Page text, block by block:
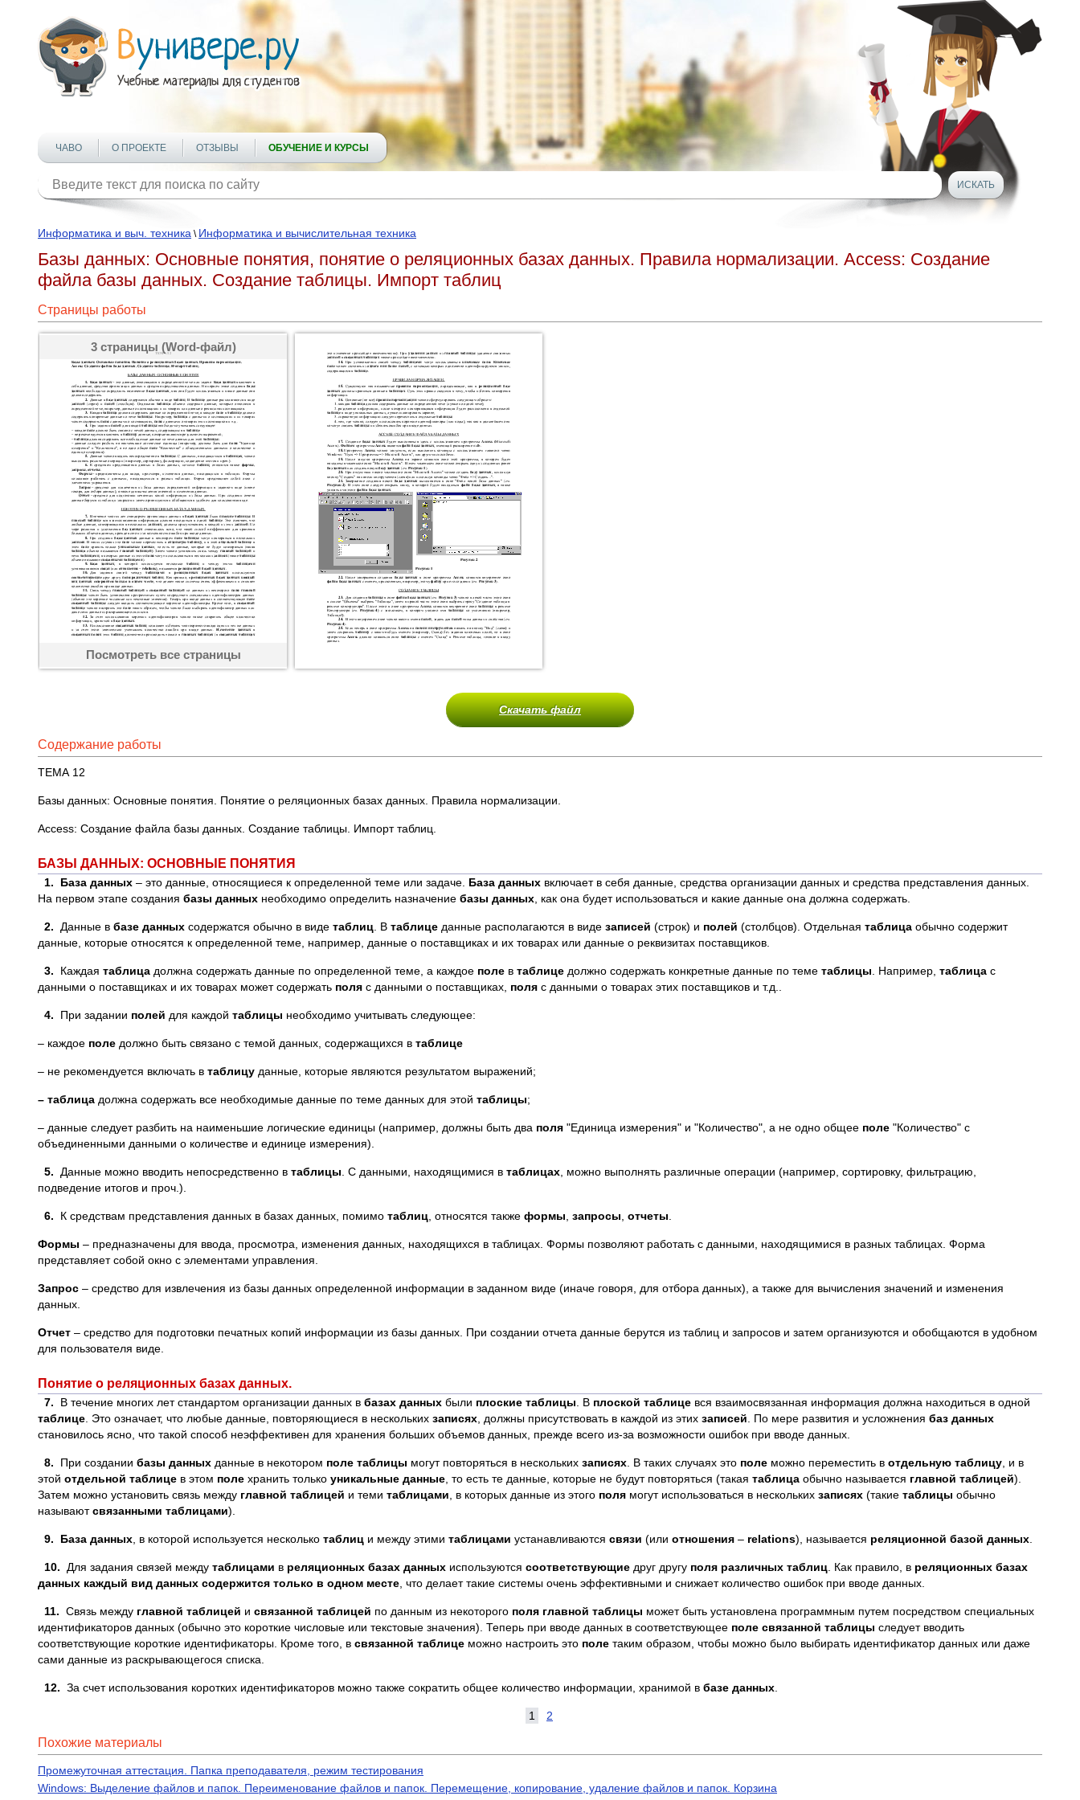
ЧАВО О ПРОЕКТЕ ОТЗЫВЫ ОБУЧЕНИЕ И КУРСЫ
Информатика и выч. техника \ Информатика и вычислительная техника
Базы данных: Основные понятия, понятие о реляционных базах данных. Правила нормализации. Access: Создание
файла базы данных. Создание таблицы. Импорт таблиц
Страницы работы
3 страницы (Word-файл)
Посмотреть все страницы
Скачать файл
Содержание работы
ТЕМА 12
Базы данных: Основные понятия. Понятие о реляционных базах данных. Правила нормализации.
Access: Создание файла базы данных. Создание таблицы. Импорт таблиц.
БАЗЫ ДАННЫХ: ОСНОВНЫЕ ПОНЯТИЯ
1. База данных – это данные, относящиеся к определенной теме или задаче. База данных включает в себя данные, средства организации данных и средства представления данных.
На первом этапе создания базы данных необходимо определить назначение базы данных , как она будет использоваться и какие данные она должна содержать.
2. Данные в базе данных содержатся обычно в виде таблиц . В таблице данные располагаются в виде записей (строк) и полей (столбцов). Отдельная таблица обычно содержит
данные, которые относятся к определенной теме, например, данные о поставщиках и их товарах или данные о реквизитах поставщиков.
3. Каждая таблица должна содержать данные по определенной теме, а каждое поле в таблице должно содержать конкретные данные по теме таблицы . Например, таблица с
данными о поставщиках и их товарах может содержать поля с данными о поставщиках, поля с данными о товарах этих поставщиков и т.д..
4. При задании полей для каждой таблицы необходимо учитывать следующее:
– каждое поле должно быть связано с темой данных, содержащихся в таблице
– не рекомендуется включать в таблицу данные, которые являются результатом выражений;
– таблица должна содержать все необходимые данные по теме данных для этой таблицы;
– данные следует разбить на наименьшие логические единицы (например, должны быть два поля "Единица измерения" и "Количество", а не одно общее поле "Количество" с
объединенными данными о количестве и единице измерения).
5. Данные можно вводить непосредственно в таблицы . С данными, находящимися в таблицах , можно выполнять различные операции (например, сортировку, фильтрацию,
подведение итогов и проч.).
6. К средствам представления данных в базах данных, помимо таблиц , относятся также формы запросы отчеты
Формы – предназначены для ввода, просмотра, изменения данных, находящихся в таблицах. Формы позволяют работать с данными, находящимися в разных таблицах. Форма
представляет собой окно с элементами управления.
Запрос – средство для извлечения из базы данных определенной информации в заданном виде (иначе говоря, для отбора данных), а также для вычисления значений и изменения
данных.
Отчет – средство для подготовки печатных копий информации из базы данных. При создании отчета данные берутся из таблиц и запросов и затем организуются и обобщаются в удобном
для пользователя виде.
Понятие о реляционных базах данных.
7. В течение многих лет стандартом организации данных в базах данных были плоские таблицы . В плоской таблице вся взаимосвязанная информация должна находиться в одной
таблице . Это означает, что любые данные, повторяющиеся в нескольких записях , должны присутствовать в каждой из этих записей . По мере развития и усложнения баз данных
становилось ясно, что такой способ неэффективен для хранения больших объемов данных, прежде всего из-за возможности ошибок при вводе данных.
8. При создании базы данных данные в некотором поле таблицы могут повторяться в нескольких записях . В таких случаях это поле можно переместить в отдельную таблицу , и в
этой отдельной таблице в этом поле хранить только уникальные данные , то есть те данные, которые не будут повторяться (такая таблица обычно называется главной таблицей).
Затем можно установить связь между главной таблицей и теми таблицами , в которых данные из этого поля могут использоваться в нескольких записях (такие таблицы обычно
называютсвязанными таблицами).
9. База данных , в которой используется несколько таблиц и между этими таблицами устанавливаются связи (или отношения – relations), называется реляционной базой данных
10. Для задания связей между таблицами в реляционных базах данных используются соответствующие друг другу поля различных таблиц . Как правило, в реляционных базах
данных каждый вид данных содержится только в одном месте , что делает такие системы очень эффективными и снижает количество ошибок при вводе данных.
11. Связь между главной таблицей и связанной таблицей по данным из некоторого поля главной таблицы может быть установлена программным путем посредством специальных
идентификаторов данных (обычно это короткие числовые или текстовые значения). Теперь при вводе данных в соответствующее поле связанной таблицы следует вводить
соответствующие короткие идентификаторы. Кроме того, в связанной таблице можно настроить это поле таким образом, чтобы можно было выбирать идентификатор данных или даже
сами данные из раскрывающегося списка.
12. За счет использования коротких идентификаторов можно также сократить общее количество информации, хранимой в базе данных
1 2
Похожие материалы
Промежуточная аттестация. Папка преподавателя, режим тестирования
Windows: Выделение файлов и папок. Переименование файлов и папок. Перемещение, копирование, удаление файлов и папок. Корзина